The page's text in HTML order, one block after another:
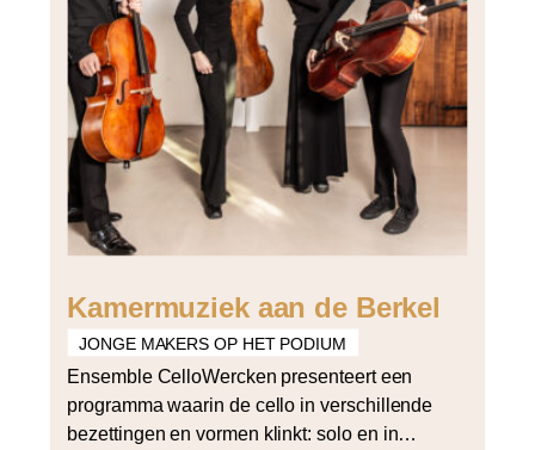
Kamermuziek aan de Berkel
JONGE MAKERS OP HET PODIUM
Ensemble CelloWercken presenteert een
programma waarin de cello in verschillende
bezettingen en vormen klinkt: solo en in